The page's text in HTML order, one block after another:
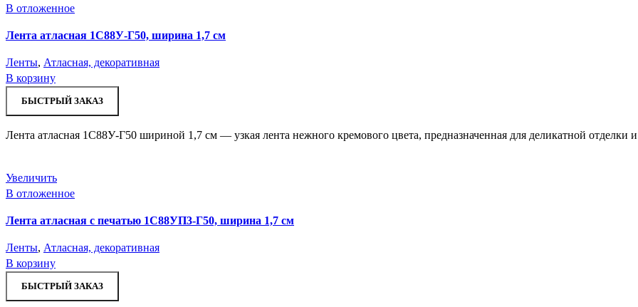
В отложенное
Лента атласная 1С88У-Г50, ширина 1,7 см
Ленты, Атласная, декоративная
В корзину
БЫСТРЫЙ ЗАКАЗ
Лента атласная 1С88У-Г50 шириной 1,7 см — узкая лента нежного кремового цвета, предназначенная для деликатной отделки
Увеличить
В отложенное
Лента атласная с печатью 1С88УП3-Г50, ширина 1,7 см
Ленты, Атласная, декоративная
В корзину
БЫСТРЫЙ ЗАКАЗ